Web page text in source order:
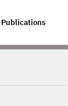
Publications